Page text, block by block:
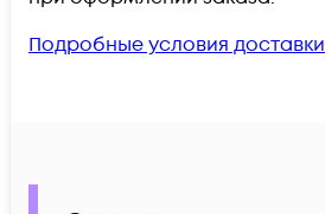
Подробные условия доставки